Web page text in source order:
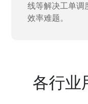
各行业